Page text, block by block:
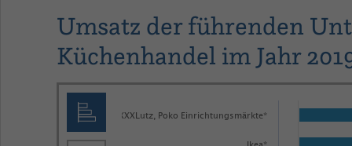
Umsatz der führenden
Küchenhandel im Jahr
chart
graphic.
XXXLutz, Poko Einrichtungsmärkte*